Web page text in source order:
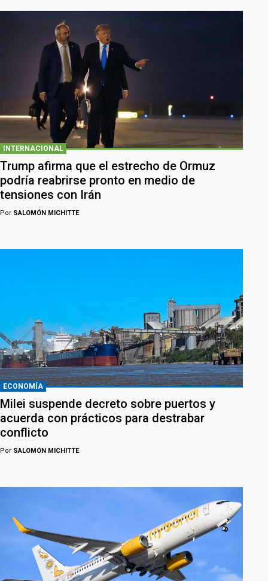
INTERNACIONAL
Trump afirma que el estrecho de Ormuz
podría reabrirse pronto en medio de
tensiones con Irán
Por SALOMÓN MICHITTE
ECONOMÍA
Milei suspende decreto sobre puertos y
acuerda con prácticos para destrabar
conflicto
Por SALOMÓN MICHITTE